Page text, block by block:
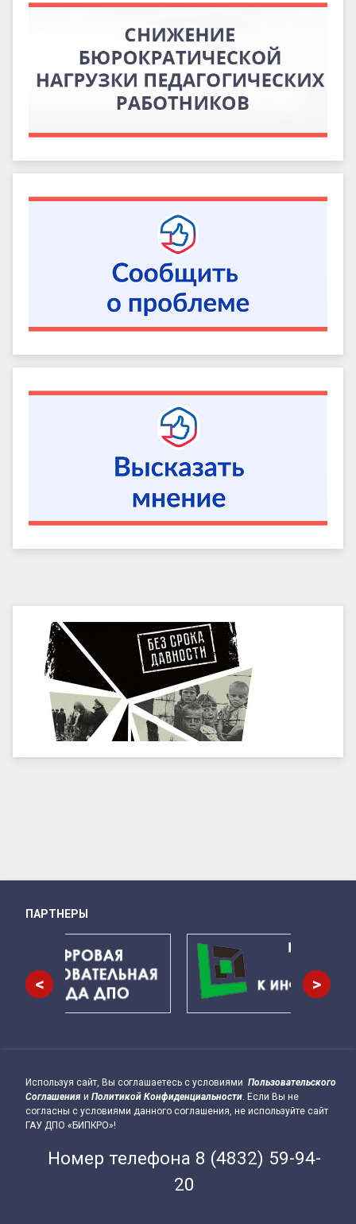
Снизу
ПАРТНЕРЫ
< >
Подвал сайта → влево
Используя сайт, Вы соглашаетесь с условиями Пользовательского
Соглашения и Политикой Конфиденциальности. Если Вы не
согласны с условиями данного соглашения, не используйте сайт
ГАУ ДПО «БИПКРО»!
Номер телефона 8 (4832) 59-94-
20